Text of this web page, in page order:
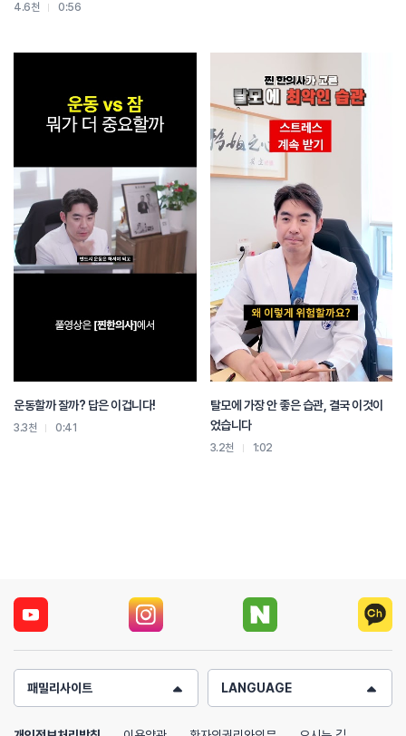
4.6천 0:56
운동할까 잘까? 답은 이겁니다!
3.3천 0:41
탈모에 가장 안 좋은 습관, 결국 이것이
었습니다
3.2천 1:02
패밀리사이트 LANGUAGE